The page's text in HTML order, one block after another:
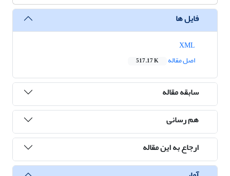
فایل ها
اصل مقاله
517.17 K
سابقه مقاله
هم رسانی
ارجاع به این مقاله